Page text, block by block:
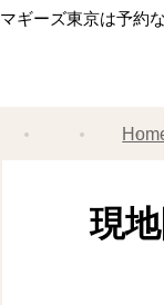
マギーズ東京は予約
現